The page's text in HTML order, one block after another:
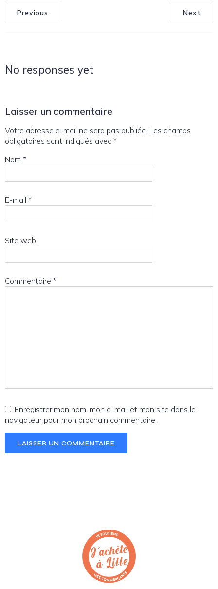
Previous Next
No responses yet
Laisser un commentaire
Votre adresse e-mail ne sera pas publiée. Les champs
obligatoires sont indiqués avec *
Nom *
E-mail *
Site web
Commentaire *
Enregistrer mon nom, mon e-mail et mon site dans le
navigateur pour mon prochain commentaire.